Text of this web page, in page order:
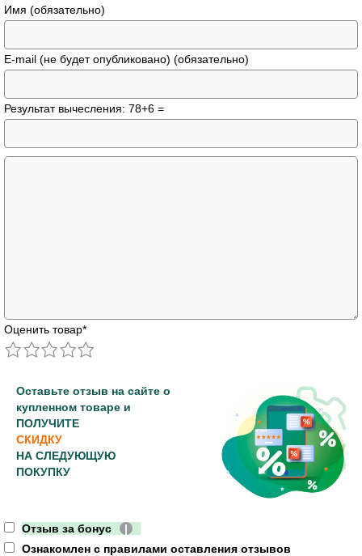
Имя (обязательно)
E-mail (не будет опубликовано) (обязательно)
Результат вычесления: 78+6 =
Оценить товар*
Оставьте отзыв на сайте о
купленном товаре и
ПОЛУЧИТЕ
СКИДКУ
НА СЛЕДУЮЩУЮ
ПОКУПКУ
Отзыв за бонус
|
Ознакомлен с правилами оставления отзывов